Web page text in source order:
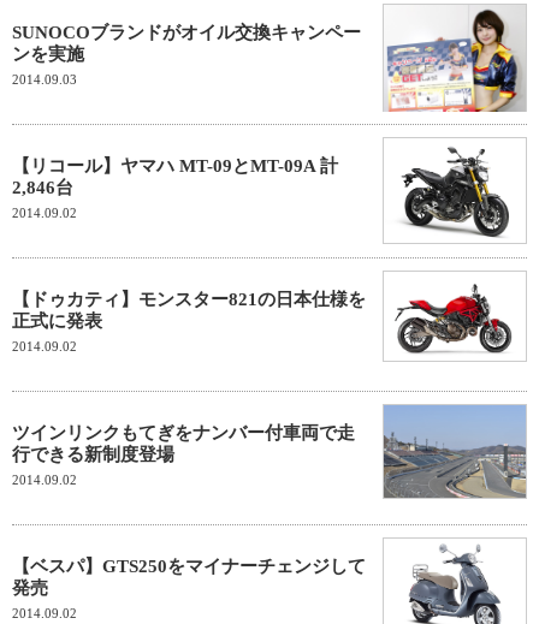
SUNOCOブランドがオイル交換キャンペー
ンを実施
2014.09.03
【リコール】ヤマハ MT-09とMT-09A 計
2,846台
2014.09.02
【ドゥカティ】モンスター821の日本仕様を
正式に発表
2014.09.02
ツインリンクもてぎをナンバー付車両で走
行できる新制度登場
2014.09.02
【ベスパ】GTS250をマイナーチェンジして
発売
2014.09.02